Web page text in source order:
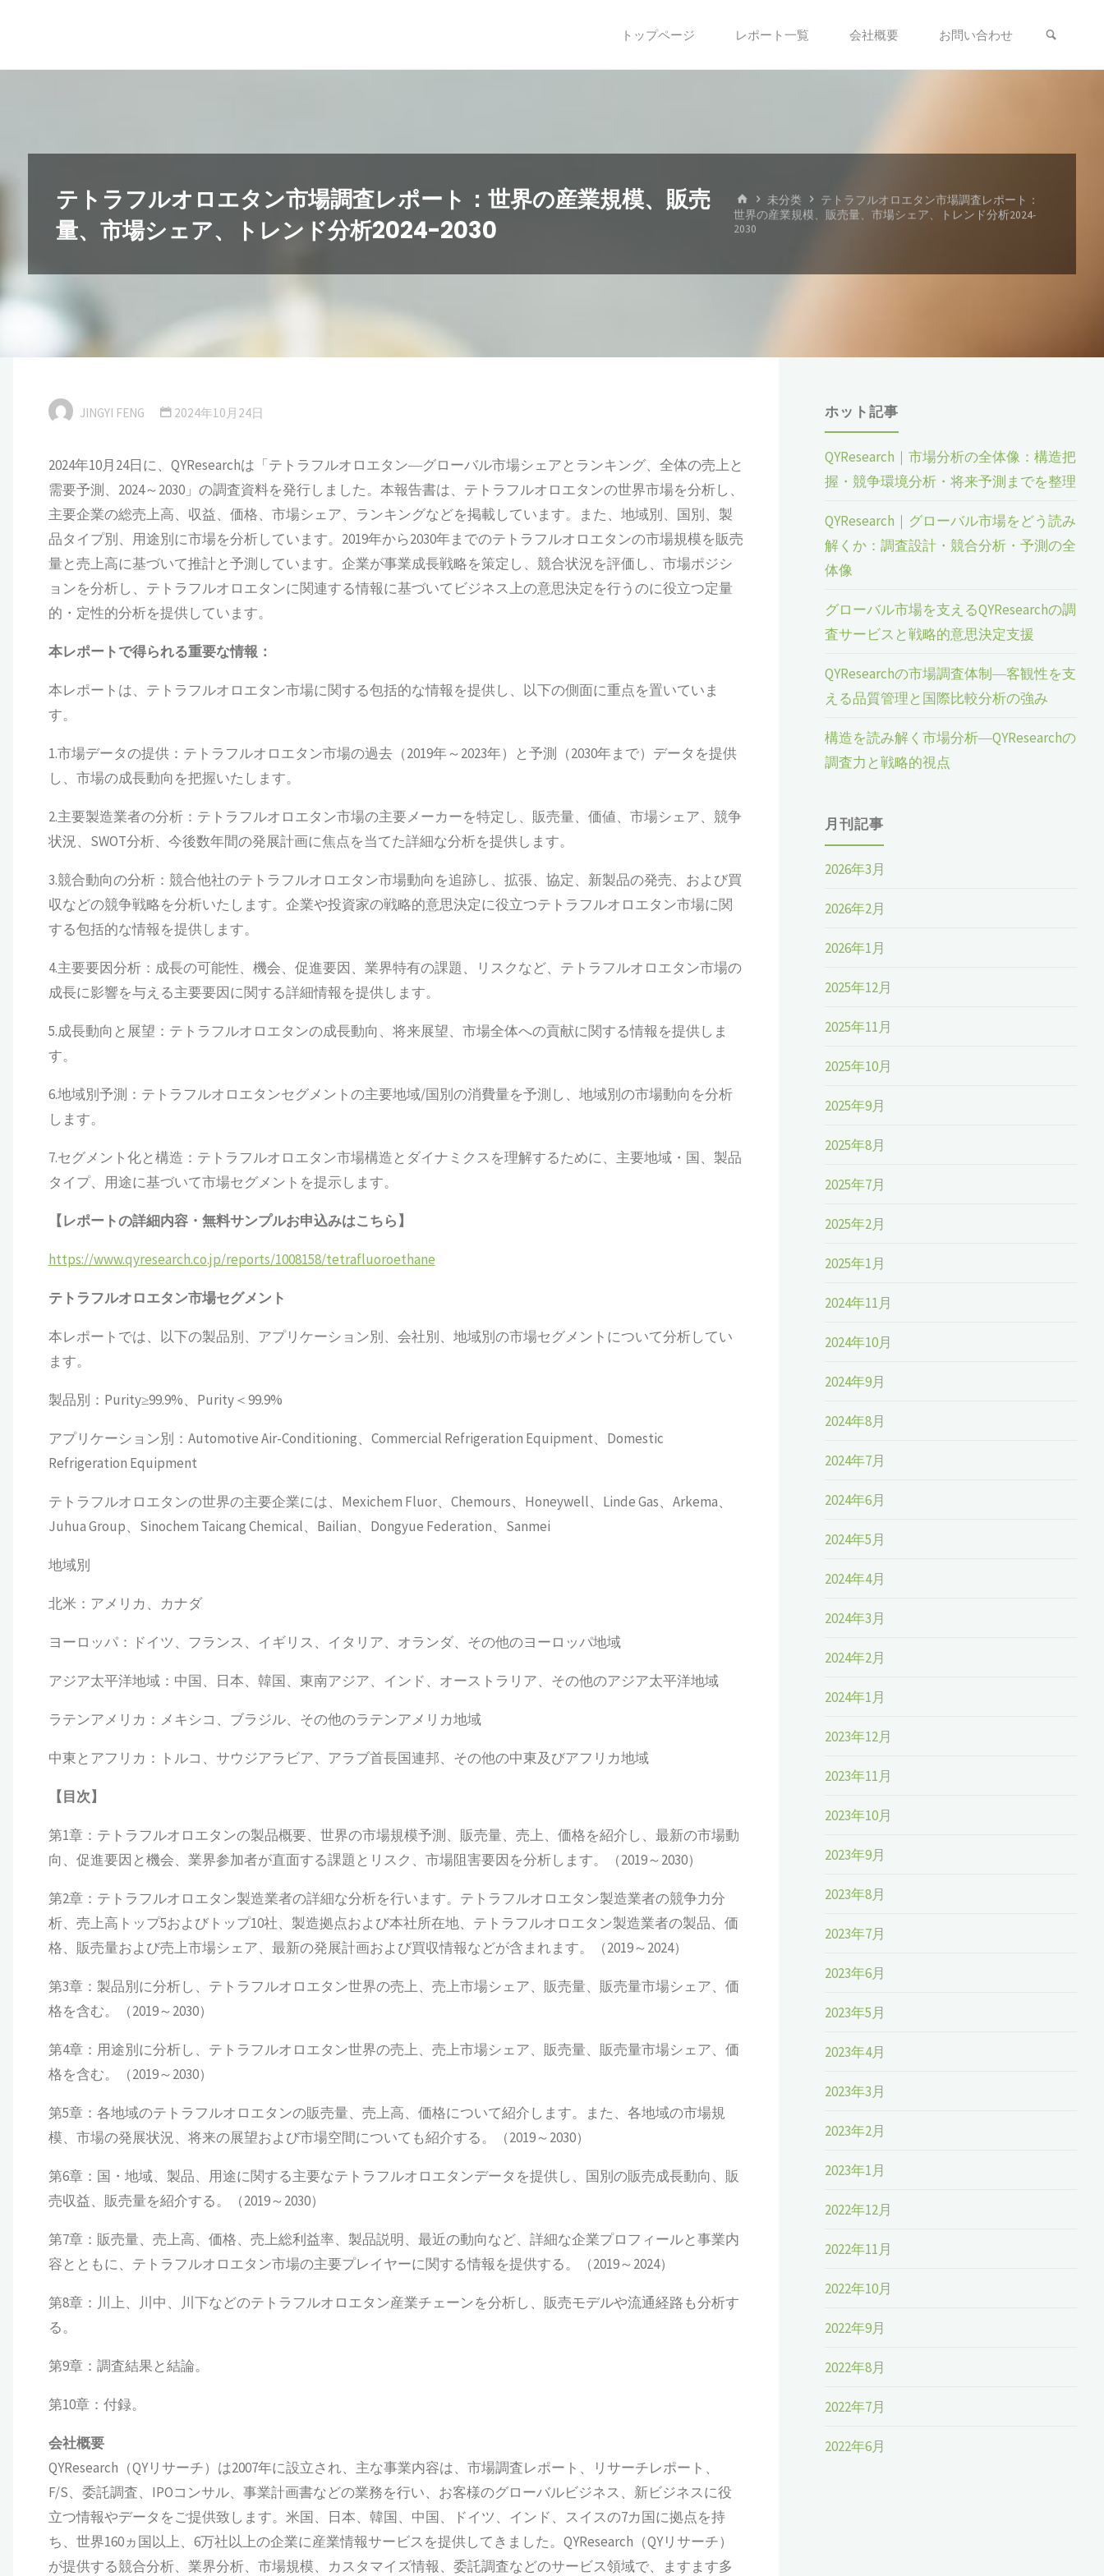
キ
トップページ レポート一覧 会社概要 お問い合わせ
テトラフルオロエタン市場調査レポート：世界の産業規模、販売
量、市場シェア、トレンド分析2024-2030
ホ
ー
ム
未分类
テトラフルオロエタン市場調査レポート：
世界の産業規模、販売量、市場シェア、トレンド分析2024-
2030
JINGYI FENG 2024年10月24日
2024年10月24日に、QYResearchは「テトラフルオロエタン―グローバル市場シェアとランキング、全体の売上と
需要予測、2024～2030」の調査資料を発行しました。本報告書は、テトラフルオロエタンの世界市場を分析し、
主要企業の総売上高、収益、価格、市場シェア、ランキングなどを掲載しています。また、地域別、国別、製
品タイプ別、用途別に市場を分析しています。2019年から2030年までのテトラフルオロエタンの市場規模を販売
量と売上高に基づいて推計と予測しています。企業が事業成長戦略を策定し、競合状況を評価し、市場ポジシ
ョンを分析し、テトラフルオロエタンに関連する情報に基づいてビジネス上の意思決定を行うのに役立つ定量
的・定性的分析を提供しています。
本レポートで得られる重要な情報：
本レポートは、テトラフルオロエタン市場に関する包括的な情報を提供し、以下の側面に重点を置いていま
す。
1.市場データの提供：テトラフルオロエタン市場の過去（2019年～2023年）と予測（2030年まで）データを提供
し、市場の成長動向を把握いたします。
2.主要製造業者の分析：テトラフルオロエタン市場の主要メーカーを特定し、販売量、価値、市場シェア、競争
状況、SWOT分析、今後数年間の発展計画に焦点を当てた詳細な分析を提供します。
3.競合動向の分析：競合他社のテトラフルオロエタン市場動向を追跡し、拡張、協定、新製品の発売、および買
収などの競争戦略を分析いたします。企業や投資家の戦略的意思決定に役立つテトラフルオロエタン市場に関
する包括的な情報を提供します。
4.主要要因分析：成長の可能性、機会、促進要因、業界特有の課題、リスクなど、テトラフルオロエタン市場の
成長に影響を与える主要要因に関する詳細情報を提供します。
5.成長動向と展望：テトラフルオロエタンの成長動向、将来展望、市場全体への貢献に関する情報を提供しま
す。
6.地域別予測：テトラフルオロエタンセグメントの主要地域/国別の消費量を予測し、地域別の市場動向を分析
します。
7.セグメント化と構造：テトラフルオロエタン市場構造とダイナミクスを理解するために、主要地域・国、製品
タイプ、用途に基づいて市場セグメントを提示します。
【レポートの詳細内容・無料サンプルお申込みはこちら】
https://www.qyresearch.co.jp/reports/1008158/tetrafluoroethane
テトラフルオロエタン市場セグメント
本レポートでは、以下の製品別、アプリケーション別、会社別、地域別の市場セグメントについて分析してい
ます。
製品別：Purity≥99.9%、Purity＜99.9%
アプリケーション別：Automotive Air-Conditioning、Commercial Refrigeration Equipment、Domestic
Refrigeration Equipment
テトラフルオロエタンの世界の主要企業には、Mexichem Fluor、Chemours、Honeywell、Linde Gas、Arkema、
Juhua Group、Sinochem Taicang Chemical、Bailian、Dongyue Federation、Sanmei
地域別
北米：アメリカ、カナダ
ヨーロッパ：ドイツ、フランス、イギリス、イタリア、オランダ、その他のヨーロッパ地域
アジア太平洋地域：中国、日本、韓国、東南アジア、インド、オーストラリア、その他のアジア太平洋地域
ラテンアメリカ：メキシコ、ブラジル、その他のラテンアメリカ地域
中東とアフリカ：トルコ、サウジアラビア、アラブ首長国連邦、その他の中東及びアフリカ地域
【目次】
第1章：テトラフルオロエタンの製品概要、世界の市場規模予測、販売量、売上、価格を紹介し、最新の市場動
向、促進要因と機会、業界参加者が直面する課題とリスク、市場阻害要因を分析します。（2019～2030）
第2章：テトラフルオロエタン製造業者の詳細な分析を行います。テトラフルオロエタン製造業者の競争力分
析、売上高トップ5およびトップ10社、製造拠点および本社所在地、テトラフルオロエタン製造業者の製品、価
格、販売量および売上市場シェア、最新の発展計画および買収情報などが含まれます。（2019～2024）
第3章：製品別に分析し、テトラフルオロエタン世界の売上、売上市場シェア、販売量、販売量市場シェア、価
格を含む。（2019～2030）
第4章：用途別に分析し、テトラフルオロエタン世界の売上、売上市場シェア、販売量、販売量市場シェア、価
格を含む。（2019～2030）
第5章：各地域のテトラフルオロエタンの販売量、売上高、価格について紹介します。また、各地域の市場規
模、市場の発展状況、将来の展望および市場空間についても紹介する。（2019～2030）
第6章：国・地域、製品、用途に関する主要なテトラフルオロエタンデータを提供し、国別の販売成長動向、販
売収益、販売量を紹介する。（2019～2030）
第7章：販売量、売上高、価格、売上総利益率、製品説明、最近の動向など、詳細な企業プロフィールと事業内
容とともに、テトラフルオロエタン市場の主要プレイヤーに関する情報を提供する。（2019～2024）
第8章：川上、川中、川下などのテトラフルオロエタン産業チェーンを分析し、販売モデルや流通経路も分析す
る。
第9章：調査結果と結論。
第10章：付録。
会社概要
QYResearch（QYリサーチ）は2007年に設立され、主な事業内容は、市場調査レポート、リサーチレポート、
F/S、委託調査、IPOコンサル、事業計画書などの業務を行い、お客様のグローバルビジネス、新ビジネスに役
立つ情報やデータをご提供致します。米国、日本、韓国、中国、ドイツ、インド、スイスの7カ国に拠点を持
ち、世界160ヵ国以上、6万社以上の企業に産業情報サービスを提供してきました。QYResearch（QYリサーチ）
が提供する競合分析、業界分析、市場規模、カスタマイズ情報、委託調査などのサービス領域で、ますます多
ホット記事
QYResearch｜市場分析の全体像：構造把
握・競争環境分析・将来予測までを整理
QYResearch｜グローバル市場をどう読み
解くか：調査設計・競合分析・予測の全
体像
グローバル市場を支えるQYResearchの調
査サービスと戦略的意思決定支援
QYResearchの市場調査体制―客観性を支
える品質管理と国際比較分析の強み
構造を読み解く市場分析―QYResearchの
調査力と戦略的視点
月刊記事
2026年3月
2026年2月
2026年1月
2025年12月
2025年11月
2025年10月
2025年9月
2025年8月
2025年7月
2025年2月
2025年1月
2024年11月
2024年10月
2024年9月
2024年8月
2024年7月
2024年6月
2024年5月
2024年4月
2024年3月
2024年2月
2024年1月
2023年12月
2023年11月
2023年10月
2023年9月
2023年8月
2023年7月
2023年6月
2023年5月
2023年4月
2023年3月
2023年2月
2023年1月
2022年12月
2022年11月
2022年10月
2022年9月
2022年8月
2022年7月
2022年6月